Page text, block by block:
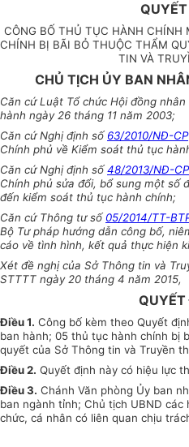
CÔNG BỐ THỦ TỤC HÀNH
CHÍNH BỊ BÃI BỎ THUỘC THẨM
TIN VÀ
CHỦ TỊCH ỦY BAN
Căn cứ Luật Tổ chức Hội đồng
hành ngày 26 tháng 11 năm 2003;
Căn cứ Nghị định số 63/2010/NĐ-CP
Chính phủ về Kiểm soát thủ tục
Căn cứ Nghị định số48/2013/NĐ-CP
Chính phủ sửa đổi, bổ sung một số
đến kiểm soát thủ tục hành chính;
Căn cứ Thông tư số 05/2014/TT-
Bộ Tư pháp hướng dẫn công bố,
cáo về tình hình, kết quả thực hiện
Xét đề nghị của Sở Thông tin và
STTTT ngày 20 tháng 4 năm 2015,
Điều 1. Công bố kèm theo Quyết
ban hành; 05 thủ tục hành chính bị
quyết của Sở Thông tin và Truyền
Điều 2. Quyết định này có hiệu lực
Điều 3. Chánh Văn phòng Ủy ban
ban ngành tỉnh; Chủ tịch UBND
chức, cá nhân có liên quan chịu